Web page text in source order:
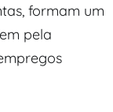
formam um
pela